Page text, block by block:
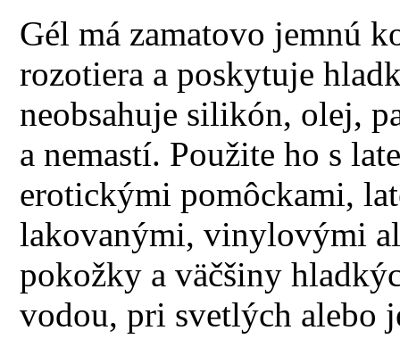
Gél má zamatovo jemnú
rozotiera a poskytuje
neobsahuje silikón, olej,
a nemastí. Použite ho s
erotickými pomôckami,
lakovanými, vinylovými
pokožky a väčšiny
vodou, pri svetlých alebo